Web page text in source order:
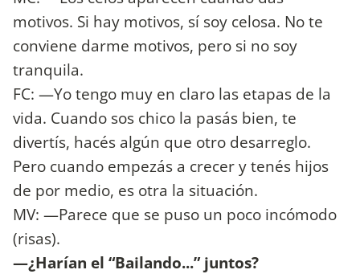
motivos. Si hay motivos, sí soy celosa. No te
conviene darme motivos, pero si no soy
tranquila.
FC: —Yo tengo muy en claro las etapas de la
vida. Cuando sos chico la pasás bien, te
divertís, hacés algún que otro desarreglo.
Pero cuando empezás a crecer y tenés hijos
de por medio, es otra la situación.
MV: —Parece que se puso un poco incómodo
(risas).
—¿Harían el “Bailando...” juntos?